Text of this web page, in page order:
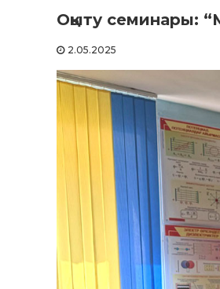
Оқыту семинары:
2.05.2025